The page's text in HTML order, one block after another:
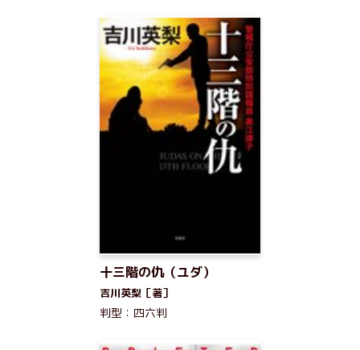
十三階の仇（ユダ）
吉川英梨［著］
判型：四六判